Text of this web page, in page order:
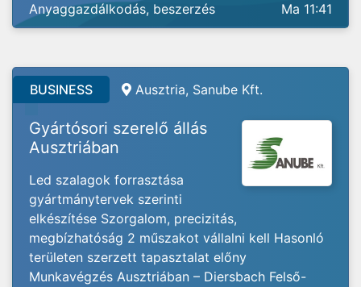
Anyaggazdálkodás, beszerzés Ma 11:41
BUSINESS Ausztria, Sanube Kft.
Gyártósori szerelő állás
Ausztriában
Led szalagok forrasztása
gyártmánytervek szerinti
elkészítése Szorgalom, precizitás,
megbízhatóság 2 műszakot vállalni kell Hasonló
területen szerzett tapasztalat előny
Munkavégzés Ausztriában – Diersbach Felső-